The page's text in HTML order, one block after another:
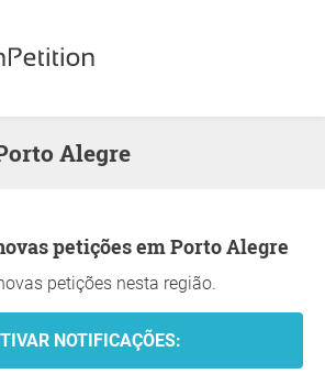
Alegre
petições em Porto Alegre
petições nesta região.